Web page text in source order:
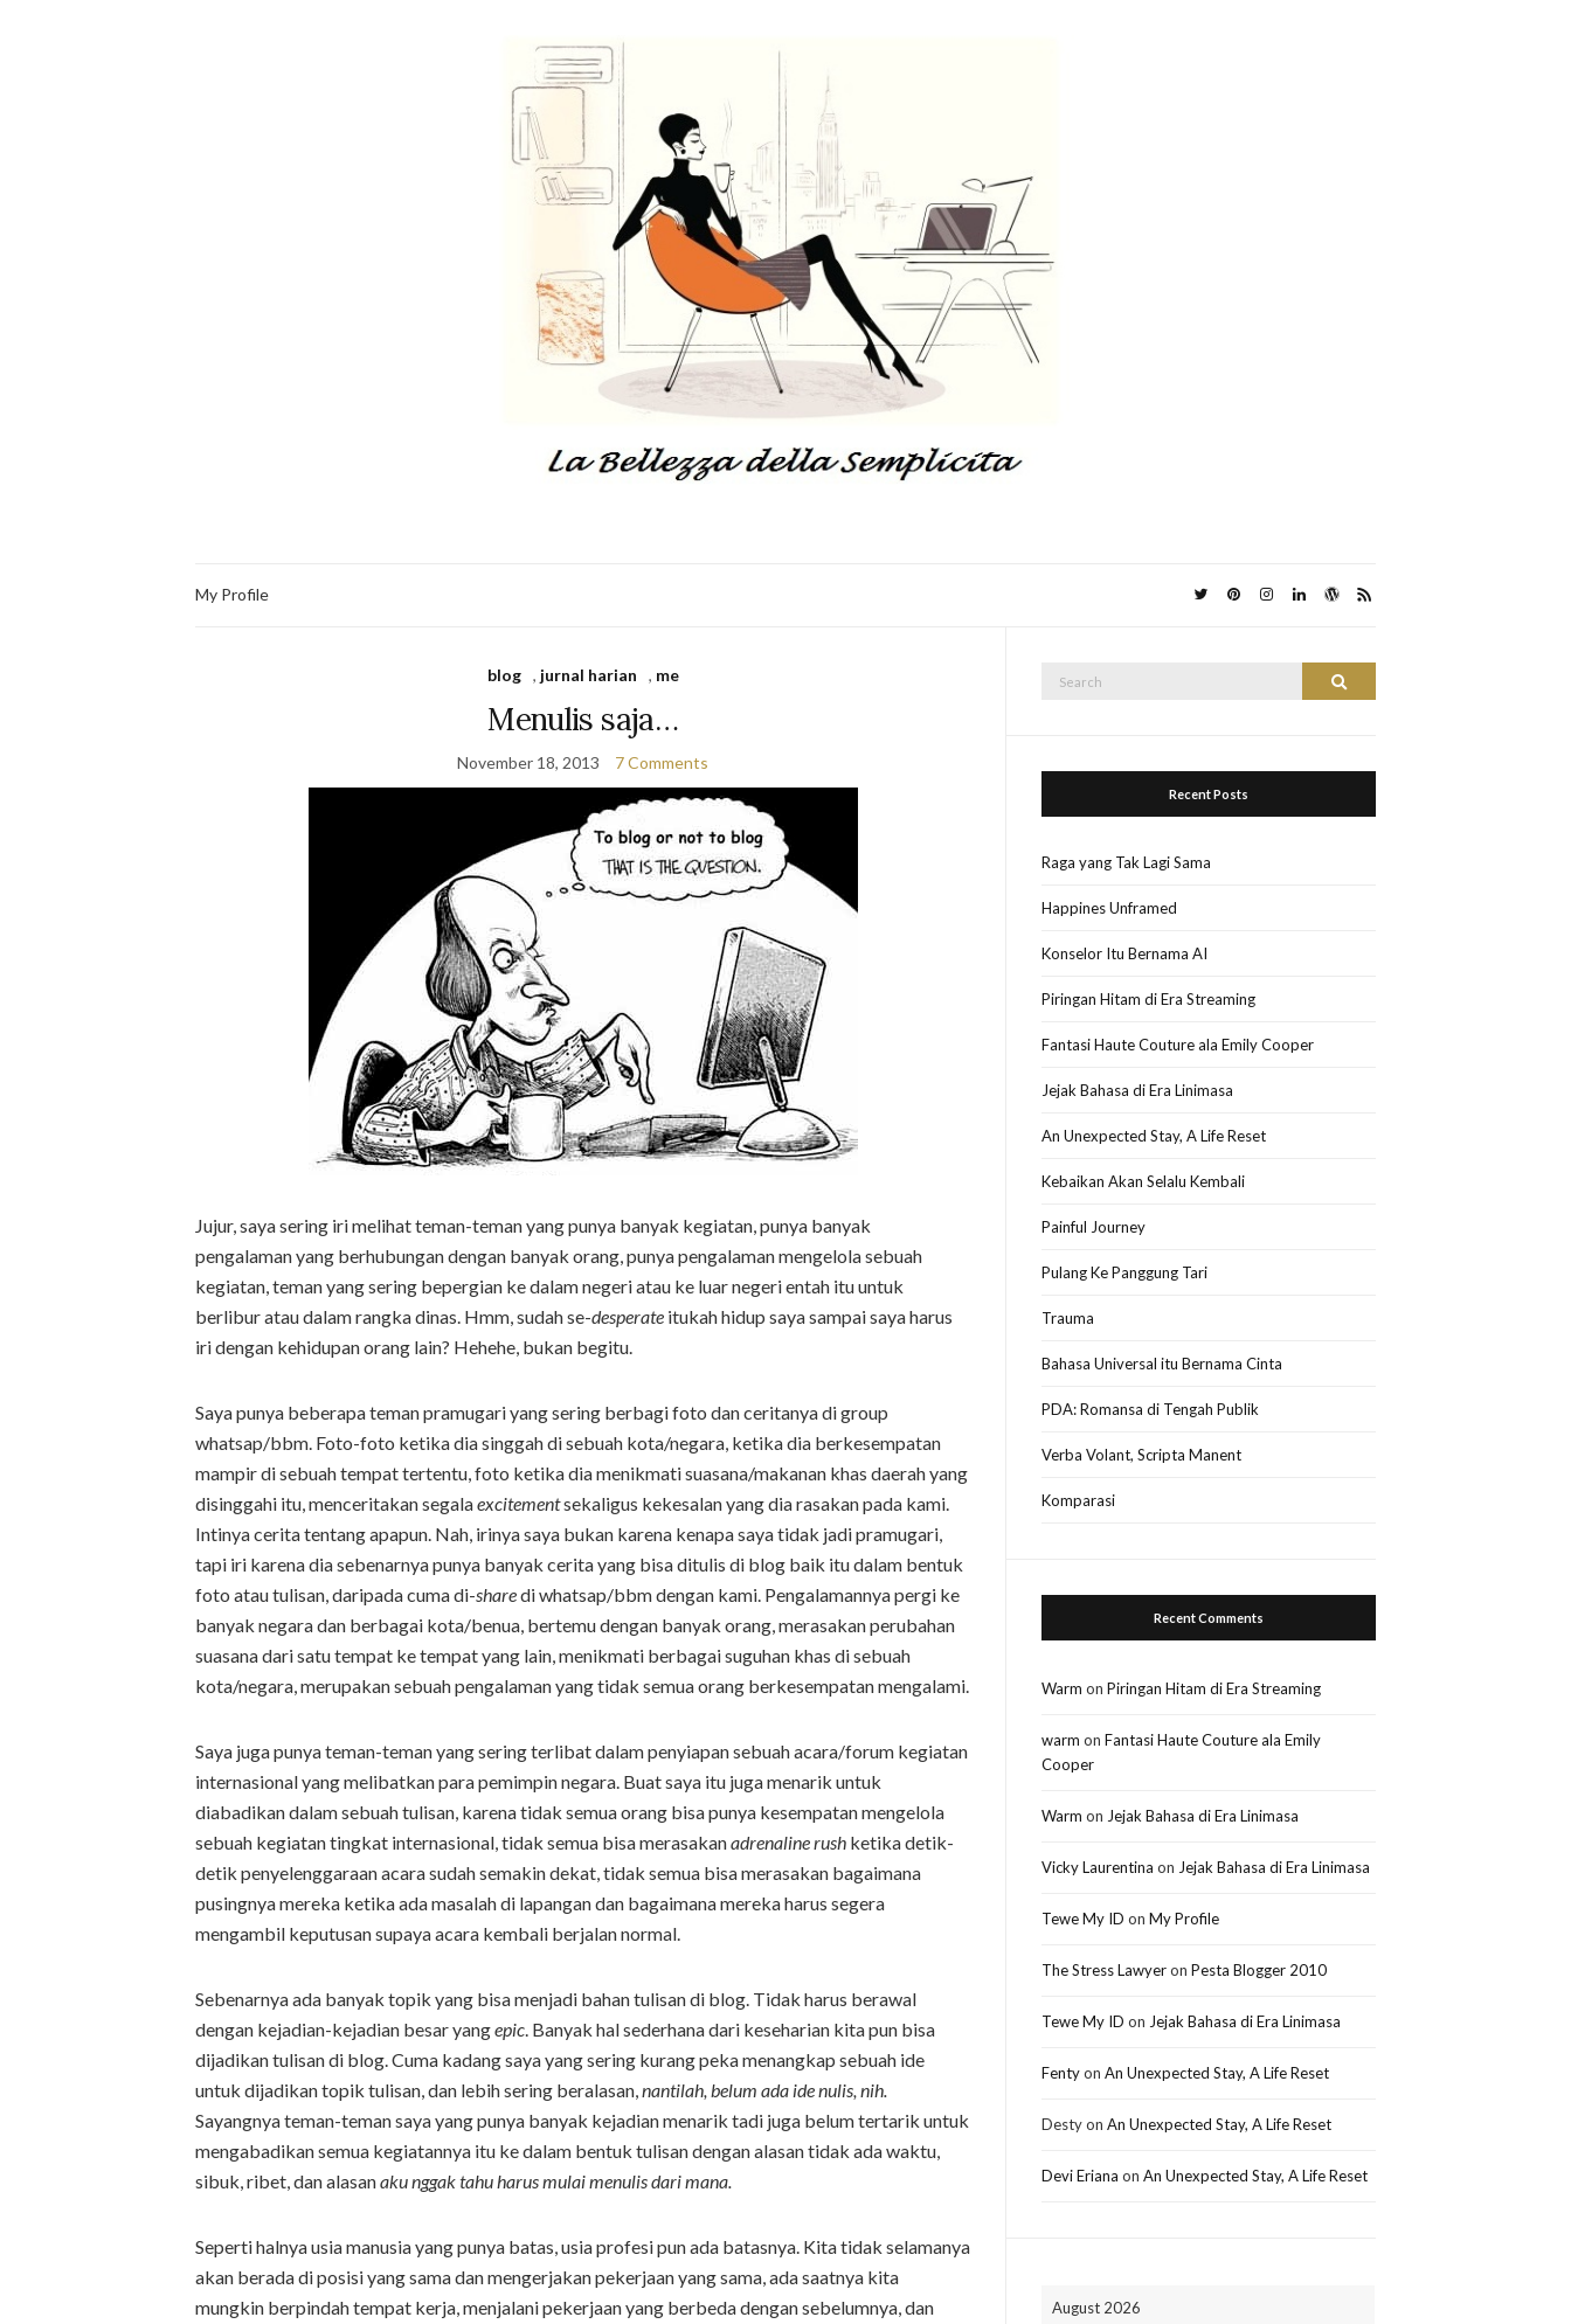
My Profile
blog , jurnal harian , me
Menulis saja…
November 18, 2013 7 Comments
Jujur, saya sering iri melihat teman-teman yang punya banyak kegiatan, punya banyak
pengalaman yang berhubungan dengan banyak orang, punya pengalaman mengelola sebuah
kegiatan, teman yang sering bepergian ke dalam negeri atau ke luar negeri entah itu untuk
berlibur atau dalam rangka dinas. Hmm, sudah se-desperate itukah hidup saya sampai saya harus
iri dengan kehidupan orang lain? Hehehe, bukan begitu.
Saya punya beberapa teman pramugari yang sering berbagi foto dan ceritanya di group
whatsap/bbm. Foto-foto ketika dia singgah di sebuah kota/negara, ketika dia berkesempatan
mampir di sebuah tempat tertentu, foto ketika dia menikmati suasana/makanan khas daerah yang
disinggahi itu, menceritakan segalaexcitementsekaligus kekesalan yang dia rasakan pada kami.
Intinya cerita tentang apapun. Nah, irinya saya bukan karena kenapa saya tidak jadi pramugari,
tapi iri karena dia sebenarnya punya banyak cerita yang bisa ditulis di blog baik itu dalam bentuk
foto atau tulisan, daripada cuma di-sharedi whatsap/bbm dengan kami. Pengalamannya pergi ke
banyak negara dan berbagai kota/benua, bertemu dengan banyak orang, merasakan perubahan
suasana dari satu tempat ke tempat yang lain, menikmati berbagai suguhan khas di sebuah
kota/negara, merupakan sebuah pengalaman yang tidak semua orang berkesempatan mengalami.
Saya juga punya teman-teman yang sering terlibat dalam penyiapan sebuah acara/forum kegiatan
internasional yang melibatkan para pemimpin negara. Buat saya itu juga menarik untuk
diabadikan dalam sebuah tulisan, karena tidak semua orang bisa punya kesempatan mengelola
sebuah kegiatan tingkat internasional, tidak semua bisa merasakanadrenaline rush ketika detik-
detik penyelenggaraan acara sudah semakin dekat, tidak semua bisa merasakan bagaimana
pusingnya mereka ketika ada masalah di lapangan dan bagaimana mereka harus segera
mengambil keputusan supaya acara kembali berjalan normal.
Sebenarnya ada banyak topik yang bisa menjadi bahan tulisan di blog. Tidak harus berawal
dengan kejadian-kejadian besar yangepic. Banyak hal sederhana dari keseharian kita pun bisa
dijadikan tulisan di blog. Cuma kadang saya yang sering kurang peka menangkap sebuah ide
untuk dijadikan topik tulisan, dan lebih sering beralasan,nantilah, belum ada ide nulis, nih.
Sayangnya teman-teman saya yang punya banyak kejadian menarik tadi juga belum tertarik untuk
mengabadikan semua kegiatannya itu ke dalam bentuk tulisan dengan alasan tidak ada waktu,
sibuk, ribet, dan alasanaku nggak tahu harus mulai menulis dari mana.
Seperti halnya usia manusia yang punya batas, usia profesi pun ada batasnya. Kita tidak selamanya
akan berada di posisi yang sama dan mengerjakan pekerjaan yang sama, ada saatnya kita
mungkin berpindah tempat kerja, menjalani pekerjaan yang berbeda dengan sebelumnya, dan
Search
Recent Posts
Raga yang Tak Lagi Sama
Happines Unframed
Konselor Itu Bernama AI
Piringan Hitam di Era Streaming
Fantasi Haute Couture ala Emily Cooper
Jejak Bahasa di Era Linimasa
An Unexpected Stay, A Life Reset
Kebaikan Akan Selalu Kembali
Painful Journey
Pulang Ke Panggung Tari
Trauma
Bahasa Universal itu Bernama Cinta
PDA: Romansa di Tengah Publik
Verba Volant, Scripta Manent
Komparasi
Recent Comments
Warm onPiringan Hitam di Era Streaming
warm onFantasi Haute Couture ala Emily
Cooper
Warm on Jejak Bahasa di Era Linimasa
Vicky Laurentina on Jejak Bahasa di Era Linimasa
Tewe My ID onMy Profile
The Stress LawyeronPesta Blogger 2010
Tewe My ID on Jejak Bahasa di Era Linimasa
FentyonAn Unexpected Stay, A Life Reset
DestyonAn Unexpected Stay, A Life Reset
Devi Eriana onAn Unexpected Stay, A Life Reset
August 2026